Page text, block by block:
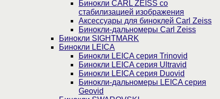
Бинокли CARL ZEISS со
стабилизацией изображения
Аксессуары для биноклей Carl Zeiss
Бинокли-дальномеры Carl Zeiss
Бинокли SIGHTMARK
Бинокли LEICA
Бинокли LEICA серия Trinovid
Бинокли LEICA серия Ultravid
Бинокли LEICA серия Duovid
Бинокли-дальномеры LEICA серия
Geovid